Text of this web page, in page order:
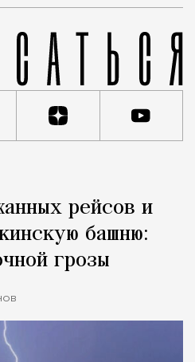
рейсов и
башню:
грозы